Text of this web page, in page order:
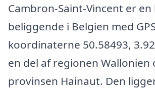
Cambron-Saint-Vincent er en
beliggende i Belgien med
koordinaterne 50.58493,
en del af regionen
provinsen Hainaut. Den